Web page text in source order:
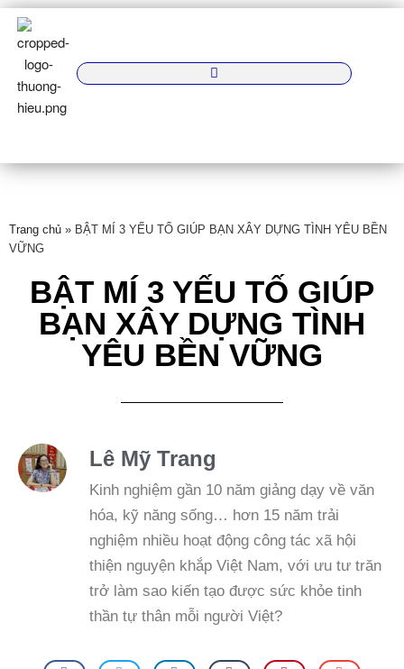
Trang chủ » BẬT MÍ 3 YẾU TỐ GIÚP BẠN XÂY DỰNG TÌNH YÊU BỀN
VỮNG
BẬT MÍ 3 YẾU TỐ GIÚP
BẠN XÂY DỰNG TÌNH
YÊU BỀN VỮNG
Lê Mỹ Trang
Kinh nghiệm gần 10 năm giảng dạy về văn
hóa, kỹ năng sống… hơn 15 năm trải
nghiệm nhiều hoạt động công tác xã hội
thiện nguyện khắp Việt Nam, với ưu tư trăn
trở làm sao kiến tạo được sức khỏe tinh
thần tự thân mỗi người Việt?